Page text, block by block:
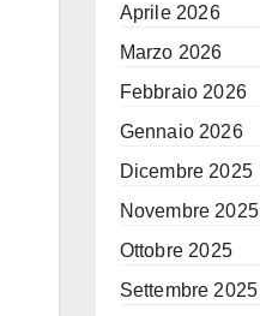
Aprile 2026
Marzo 2026
Febbraio 2026
Gennaio 2026
Dicembre 2025
Novembre 2025
Ottobre 2025
Settembre 2025